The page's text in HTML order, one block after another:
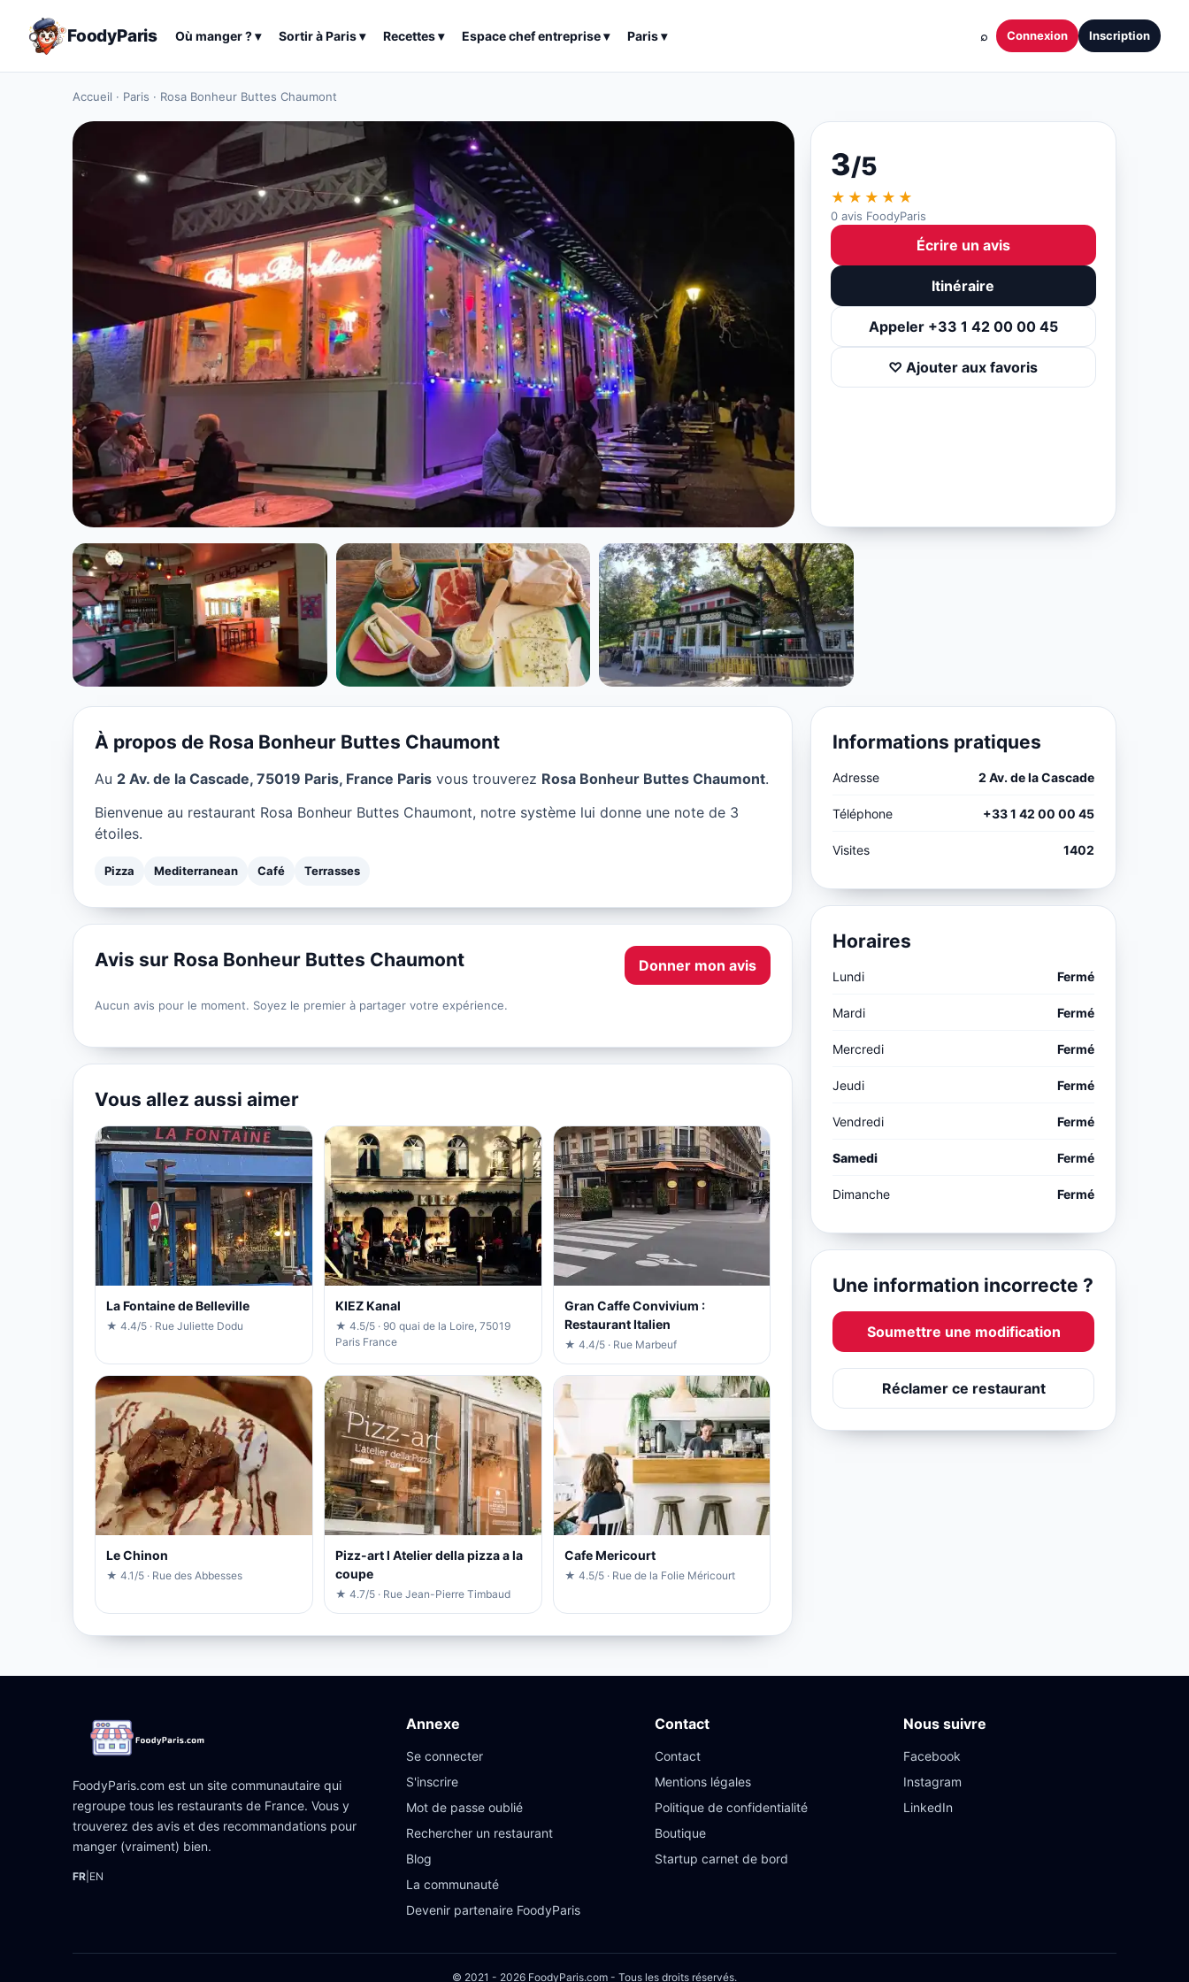
FoodyParis Où manger ?▾ Sortir àParis▾ Recettes▾ Espace chef entreprise▾ Paris▾ ⌕ Connexion Inscription
Accueil · Paris · Rosa Bonheur Buttes Chaumont
PIZZA
Rosa Bonheur Buttes Chaumont
à Paris
3/5
★★★★★
0 avis FoodyParis
Écrire un avis
Itinéraire
Appeler +33 1 42 00 00 45
♡ Ajouter aux favoris
À propos de Rosa Bonheur Buttes Chaumont
Au 2 Av. de la Cascade, 75019 Paris, France Paris vous trouverez Rosa Bonheur Buttes Chaumont.
Bienvenue au restaurant Rosa Bonheur Buttes Chaumont, notre système lui donne une note de 3
étoiles.
Pizza Mediterranean Café Terrasses
Avis sur Rosa Bonheur Buttes Chaumont Donner mon avis
Aucun avis pour le moment. Soyez le premier à partager votre expérience.
Vous allez aussi aimer
La Fontaine de Belleville
★ 4.4/5 · Rue Juliette Dodu
KIEZ Kanal
★ 4.5/5 · 90 quai de la Loire, 75019
Paris France
Gran Caffe Convivium :
Restaurant Italien
★ 4.4/5 · Rue Marbeuf
Le Chinon
★ 4.1/5 · Rue des Abbesses
Pizz-art l Atelier della pizza a la
coupe
★ 4.7/5 · Rue Jean-Pierre Timbaud
Cafe Mericourt
★ 4.5/5 · Rue de la Folie Méricourt
Informations pratiques
Adresse 2 Av. de la Cascade
Téléphone +33 1 42 00 00 45
Visites 1402
Horaires
Lundi Fermé
Mardi Fermé
Mercredi Fermé
Jeudi Fermé
Vendredi Fermé
Samedi Fermé
Dimanche Fermé
Une information incorrecte ?
Soumettre une modification
Réclamer ce restaurant
FoodyParis.com est un site communautaire qui
regroupe tous les restaurants de France. Vous y
trouverez des avis et des recommandations pour
manger (vraiment) bien.
FR EN
Annexe
Se connecter
S'inscrire
Mot de passe oublié
Rechercher un restaurant
Blog
La communauté
Devenir partenaire FoodyParis
Contact
Contact
Mentions légales
Politique de confidentialité
Boutique
Startup carnet de bord
Nous suivre
Facebook
Instagram
LinkedIn
© 2021 - 2026 FoodyParis.com - Tous les droits réservés.